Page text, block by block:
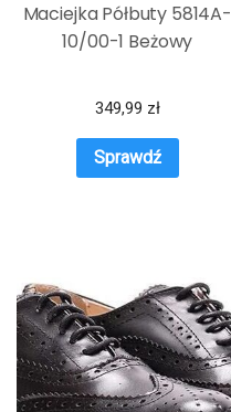
Maciejka Półbuty 5814A-
10/00-1 Beżowy
349,99 zł
Sprawdź